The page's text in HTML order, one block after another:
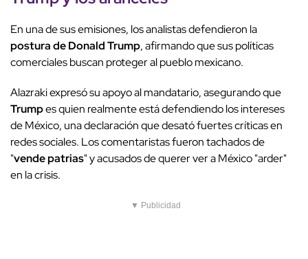
En una de sus emisiones, los analistas defendieron la
postura de Donald Trump, afirmando que sus políticas
comerciales buscan proteger al pueblo mexicano.
Alazraki expresó su apoyo al mandatario, asegurando que
Trumpes quien realmente está defendiendo los intereses
de México, una declaración que desató fuertes críticas en
redes sociales. Los comentaristas fueron tachados de
"vende patrias" y acusados de querer ver a México "arder"
en la crisis.
▼ Publicidad